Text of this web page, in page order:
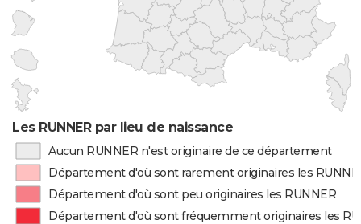
Les RUNNER par lieu de naissance
Aucun RUNNER n'est originaire de ce département
Département d'où sont rarement originaires les
Département d'où sont peu originaires les RUNNER
Département d'où sont fréquemment originaires les